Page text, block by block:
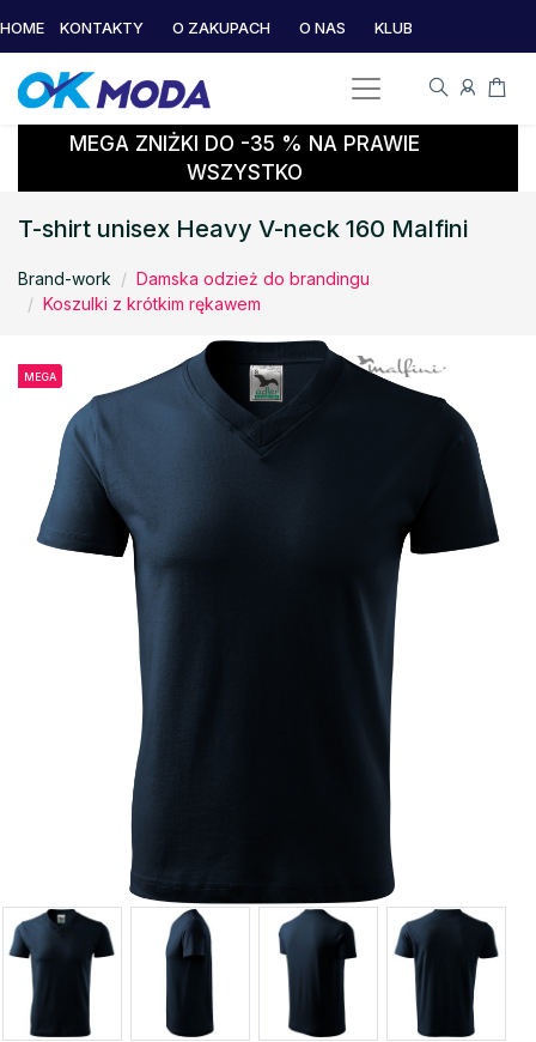
HOME KONTAKTY O ZAKUPACH O NAS KLUB
MEGA ZNIŻKI DO -35 % NA PRAWIE
WSZYSTKO
T-shirt unisex Heavy V-neck 160 Malfini
Brand-work
Damska odzież do brandingu
Koszulki z krótkim rękawem
MEGA